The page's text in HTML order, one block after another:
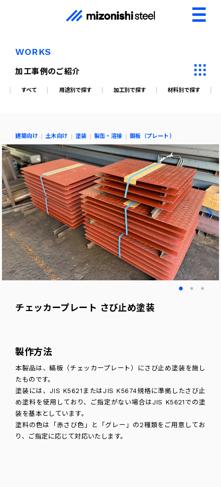
WORKS
加工事例のご紹介
すべて 用途別で探す 加工別で探す 材料別で探す
建築向け 土木向け 塗装 製缶・溶接 鋼板（プレート）
チェッカープレート さび止め塗装
製作方法
本製品は、縞板（チェッカープレート）にさび止め塗装を施し
たものです。
塗装には、JIS K5621またはJIS K5674規格に準拠したさび止
め塗料を使用しており、ご指定がない場合はJIS K5621での塗
装を基本としています。
塗料の色は「赤さび色」と「グレー」の2種類をご用意してお
り、ご指定に応じて対応いたします。